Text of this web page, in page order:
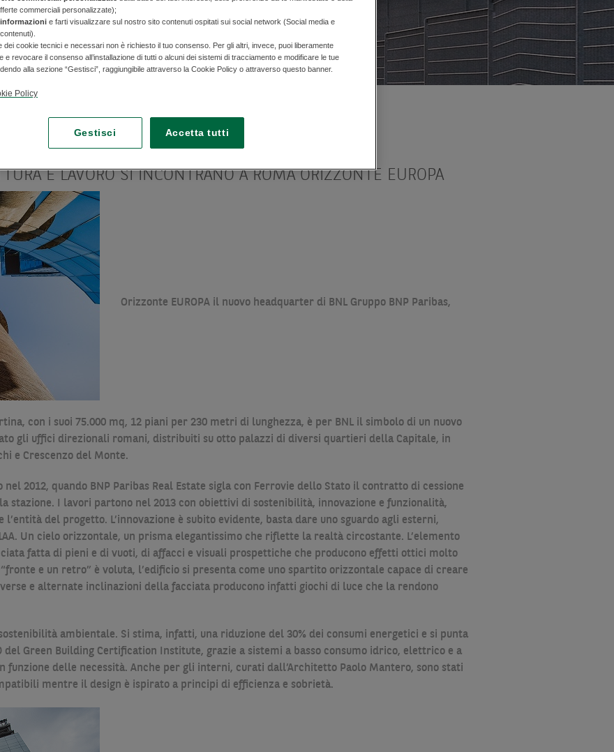
UNA SEDE FATTA DI INNOVAZIONE
E LAVORO SI INCONTRANO A ROMA ORIZZONTE EUROPA
Orizzonte EUROPA il nuovo headquarter di BNL Gruppo BNP Paribas,
con i suoi 75.000 mq, 12 piani per 230 metri di lunghezza, è per BNL il simbolo di un nuovo
gli uffici direzionali romani, distribuiti su otto palazzi di diversi quartieri della Capitale, in
e Crescenzo del Monte.
2012, quando BNP Paribas Real Estate sigla con Ferrovie dello Stato il contratto di cessione
stazione. I lavori partono nel 2013 con obiettivi di sostenibilità, innovazione e funzionalità,
del progetto. L’innovazione è subito evidente, basta dare uno sguardo agli esterni,
Un cielo orizzontale, un prisma elegantissimo che riflette la realtà circostante. L’elemento
fatta di pieni e di vuoti, di affacci e visuali prospettiche che producono effetti ottici molto
e un retro” è voluta, l’edificio si presenta come uno spartito orizzontale capace di creare
e alternate inclinazioni della facciata producono infatti giochi di luce che la rendono
ambientale. Si stima, infatti, una riduzione del 30% dei consumi energetici e si punta
Green Building Certification Institute, grazie a sistemi a basso consumo idrico, elettrico e a
funzione delle necessità. Anche per gli interni, curati dall’Architetto Paolo Mantero, sono stati
mentre il design è ispirato a principi di efficienza e sobrietà.
commerciali personalizzate);
e farti visualizzare sul nostro sito contenuti ospitati sui social network (Social media e
dei cookie tecnici e necessari non è richiesto il tuo consenso. Per gli altri, invece, puoi liberamente
e revocare il consenso all’installazione di tutti o alcuni dei sistemi di tracciamento e modificare le tue
alla sezione “Gestisci”, raggiungibile attraverso la Cookie Policy o attraverso questo banner.
Policy
Gestisci Accetta tutti